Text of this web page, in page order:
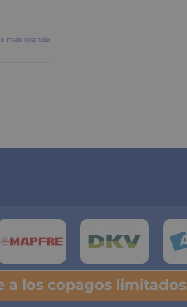
más grande
los copagos limitados
tu ahorro